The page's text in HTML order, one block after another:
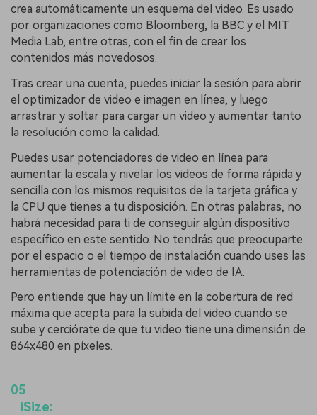
crea automáticamente un esquema del video. Es usado
por organizaciones como Bloomberg, la BBC y el MIT
Media Lab, entre otras, con el fin de crear los
contenidos más novedosos.
Tras crear una cuenta, puedes iniciar la sesión para abrir
el optimizador de video e imagen en línea, y luego
arrastrar y soltar para cargar un video y aumentar tanto
la resolución como la calidad.
Puedes usar potenciadores de video en línea para
aumentar la escala y nivelar los videos de forma rápida y
sencilla con los mismos requisitos de la tarjeta gráfica y
la CPU que tienes a tu disposición. En otras palabras, no
habrá necesidad para ti de conseguir algún dispositivo
específico en este sentido. No tendrás que preocuparte
por el espacio o el tiempo de instalación cuando uses las
herramientas de potenciación de video de IA.
Pero entiende que hay un límite en la cobertura de red
máxima que acepta para la subida del video cuando se
sube y cerciórate de que tu video tiene una dimensión de
864x480 en píxeles.
05
iSize: